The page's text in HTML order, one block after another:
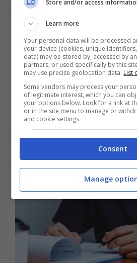
Chiariamo che non si
riforme o di interventi
su bonus, aiuti e pensioni,
normale rivalutazione
all’analisi dell’aumento
Di base è stato effettuato
percentuale d’aumento
all’adeguamento e si sa che
rispetto al 2025.
Store and/or access
Learn more
Your personal data will be processed
your device (cookies, unique
data) may be stored by, accessed by
partners, or used specifically by this
may use precise geolocation data. List
Some vendors may process your
of legitimate interest, which you can
your options below. Look for a link at
or in the site menu to manage or
and cookie settings.
Consent
Manage